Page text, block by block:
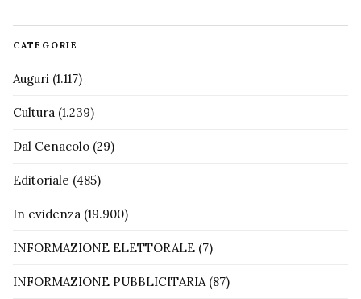
CATEGORIE
Auguri (1.117)
Cultura (1.239)
Dal Cenacolo (29)
Editoriale (485)
In evidenza (19.900)
INFORMAZIONE ELETTORALE (7)
INFORMAZIONE PUBBLICITARIA(87)